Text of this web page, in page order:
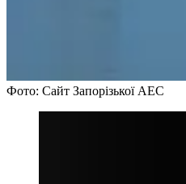
Фото: Сайт Запорізької АЕС